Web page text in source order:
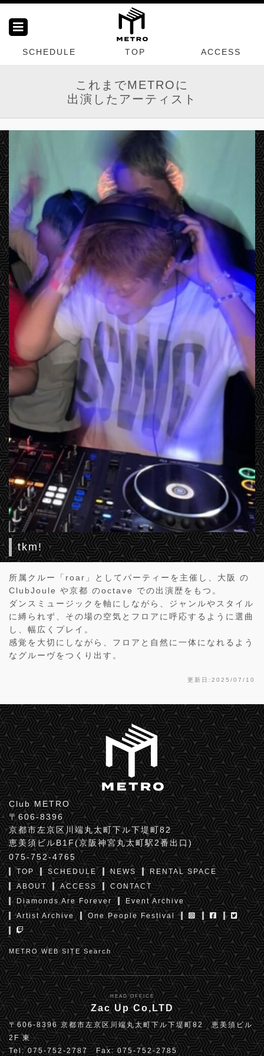
SCHEDULE TOP ACCESS
これまでMETROに
出演したアーティスト
tkm!
所属クルー「roar」としてパーティーを主催し、大阪 の
ClubJoule や京都 のoctave での出演歴をもつ。
ダンスミュージックを軸にしながら、ジャンルやスタイル
に縛られず、その場の空気とフロアに呼応するように選曲
し、幅広くプレイ。
感覚を大切にしながら、フロアと自然に一体になれるよう
なグルーヴをつくり出す。
更新日:2025/07/10
Club METRO
〒606-8396
京都市左京区川端丸太町下ル下堤町82
恵美須ビルB1F(京阪神宮丸太町駅2番出口)
075-752-4765
TOP SCHEDULE NEWS
RENTAL SPACE
ABOUT
ACCESS
CONTACT
Diamonds Are Forever
Event Archive
Artist Archive
One People Festival
METRO WEB SITE Search
HEAD OFFICE
Zac Up Co,LTD
〒606-8396 京都市左京区川端丸太町下ル下堤町82 恵美須ビル
2F 東
Tel: 075-752-2787 Fax: 075-752-2785